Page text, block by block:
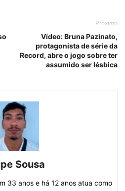
Próximo
Vídeo: Bruna Pazinato,
protagonista de série da
Record, abre o jogo sobre ter
assumido ser lésbica
Sousa
33 anos e há 12 anos atua como